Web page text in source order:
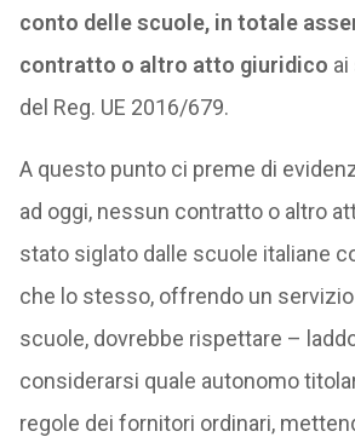
conto delle scuole, in totale
contratto o altro atto giuridico ai
del Reg. UE 2016/679.
A questo punto ci preme di
ad oggi, nessun contratto o altro
stato siglato dalle scuole italiane
che lo stesso, offrendo un
scuole, dovrebbe rispettare –
considerarsi quale autonomo
regole dei fornitori ordinari,